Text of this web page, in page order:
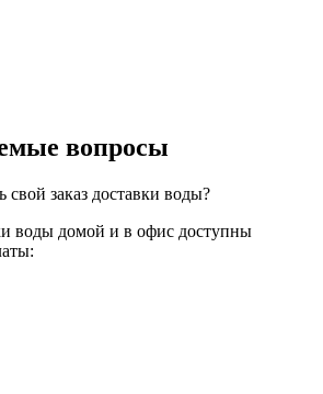
вопросы
свой заказ доставки воды?
воды домой и в офис доступны